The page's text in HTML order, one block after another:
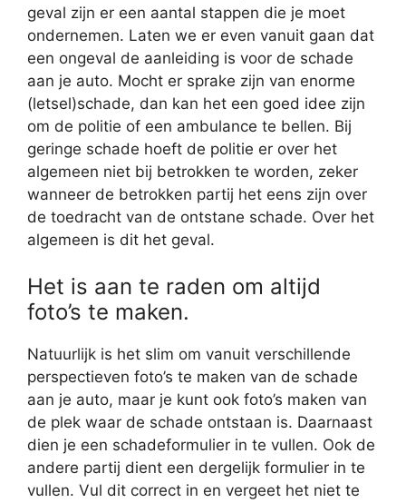
geval zijn er een aantal stappen die je moet
ondernemen. Laten we er even vanuit gaan dat
een ongeval de aanleiding is voor de schade
aan je auto. Mocht er sprake zijn van enorme
(letsel)schade, dan kan het een goed idee zijn
om de politie of een ambulance te bellen. Bij
geringe schade hoeft de politie er over het
algemeen niet bij betrokken te worden, zeker
wanneer de betrokken partij het eens zijn over
de toedracht van de ontstane schade. Over het
algemeen is dit het geval.
Het is aan te raden om altijd
foto’s te maken.
Natuurlijk is het slim om vanuit verschillende
perspectieven foto’s te maken van de schade
aan je auto, maar je kunt ook foto’s maken van
de plek waar de schade ontstaan is. Daarnaast
dien je een schadeformulier in te vullen. Ook de
andere partij dient een dergelijk formulier in te
vullen. Vul dit correct in en vergeet het niet te